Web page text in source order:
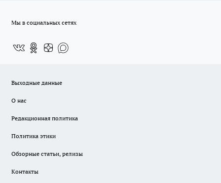
Мы в социальных сетях
Выходные данные
О нас
Редакционная политика
Политика этики
Обзорные статьи, релизы
Контакты